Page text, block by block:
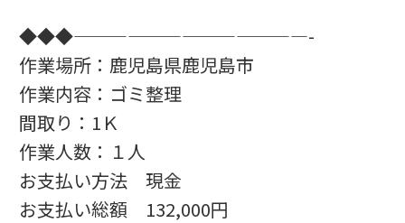
◆◆◆—————————————-
作業場所：鹿児島県鹿児島市
作業内容：ゴミ整理
間取り：1Ｋ
作業人数：１人
お支払い方法 現金
お支払い総額 132,000円